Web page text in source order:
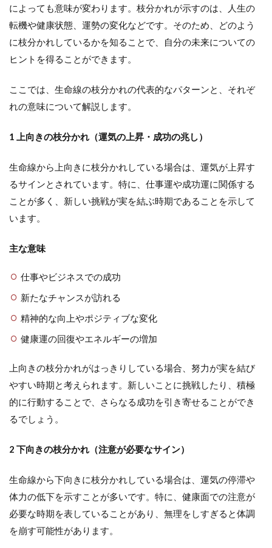
によっても意味が変わります。枝分かれが示すのは、人生の
転機や健康状態、運勢の変化などです。そのため、どのよう
に枝分かれしているかを知ることで、自分の未来についての
ヒントを得ることができます。
ここでは、生命線の枝分かれの代表的なパターンと、それぞ
れの意味について解説します。
1 上向きの枝分かれ（運気の上昇・成功の兆し）
生命線から上向きに枝分かれしている場合は、運気が上昇す
るサインとされています。特に、仕事運や成功運に関係する
ことが多く、新しい挑戦が実を結ぶ時期であることを示して
います。
主な意味
仕事やビジネスでの成功
新たなチャンスが訪れる
精神的な向上やポジティブな変化
健康運の回復やエネルギーの増加
上向きの枝分かれがはっきりしている場合、努力が実を結び
やすい時期と考えられます。新しいことに挑戦したり、積極
的に行動することで、さらなる成功を引き寄せることができ
るでしょう。
2 下向きの枝分かれ（注意が必要なサイン）
生命線から下向きに枝分かれしている場合は、運気の停滞や
体力の低下を示すことが多いです。特に、健康面での注意が
必要な時期を表していることがあり、無理をしすぎると体調
を崩す可能性があります。